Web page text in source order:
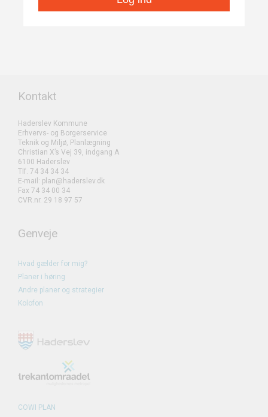
Kontakt
Haderslev Kommune
Erhvervs- og Borgerservice
Teknik og Miljø, Planlægning
Christian X’s Vej 39, indgang A
6100 Haderslev
Tlf. 74 34 34 34
E-mail: plan@haderslev.dk
Fax 74 34 00 34
CVR.nr. 29 18 97 57
Genveje
Hvad gælder for mig?
Planer i høring
Andre planer og strategier
Kolofon
COWI PLAN